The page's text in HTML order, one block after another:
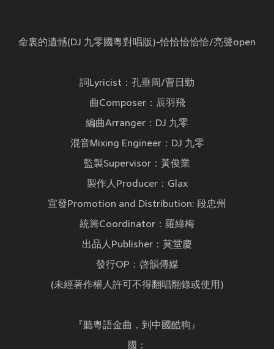
命裏的遺憾(DJ 九零國粵對唱版)-恰恰恰恰恰/亮聲open
詞Lyricist：孔垂周/曹日勁
曲Composer：辰羽飛
編曲Arranger：DJ 九零
混音Mixing Engineer：DJ 九零
監製Supervisor：黃俊業
製作人Producer：Glax
宣發Promotion and Distribution: 段忠州
統籌Coordinator：羅綠梅
出品人Publisher：莫堂慶
發行OP：啓韻傳媒
(未經著作權人許可不得翻唱翻錄或使用)
『聽粵語金曲，到中國酷狗』
國：